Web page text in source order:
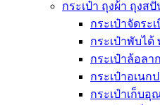
กระเป๋า ถุงผ้า ถุงส
กระเป๋าจัดระ
กระเป๋าพับได้
กระเป๋าล้อลา
กระเป๋าอเนก
กระเป๋าเก็บ